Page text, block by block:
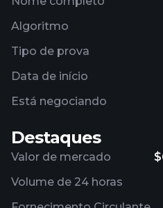
Algoritmo
Tipo de prova
Data de início
Está negociando
Destaques
Valor de mercado
Volume de 24 horas